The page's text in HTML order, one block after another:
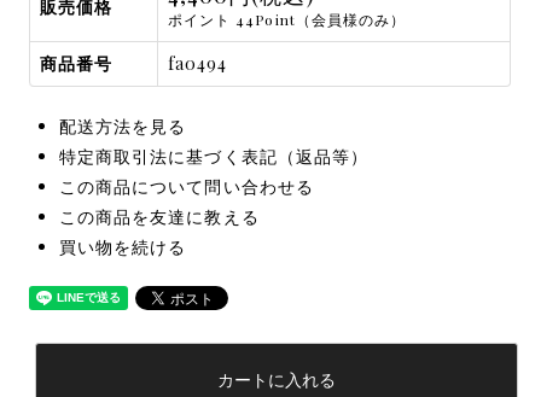
販売価格
ポイント 44Point（会員様のみ）
商品番号 fa0494
配送方法を見る
特定商取引法に基づく表記（返品等）
この商品について問い合わせる
この商品を友達に教える
買い物を続ける
カートに入れる